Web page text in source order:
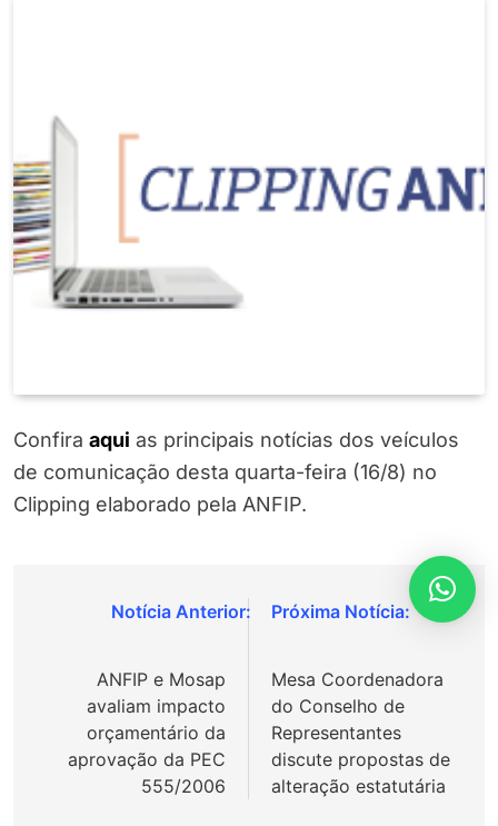
Confira aqui as principais notícias dos veículos
de comunicação desta quarta-feira (16/8) no
Clipping elaborado pela ANFIP.
Navegação
Post
ANFIP e Mosap
avaliam impacto
orçamentário da
aprovação da PEC
555/2006
Mesa Coordenadora
do Conselho de
Representantes
discute propostas de
alteração estatutária